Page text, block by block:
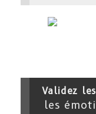
Validez
les